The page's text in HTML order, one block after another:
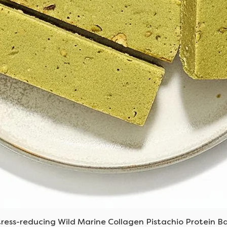
العرض السريع
reducing Wild Marine Collagen Pistachio Protein